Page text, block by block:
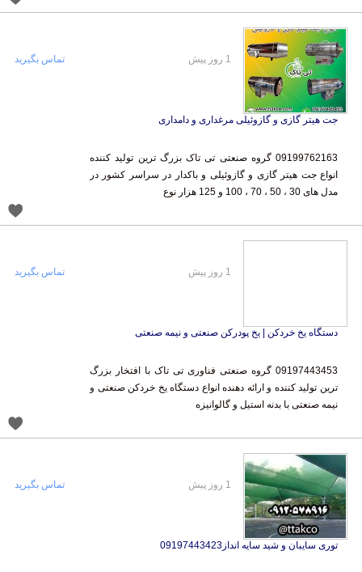
جت هیتر گازی و گازوئیلی مرغداری و دامداری
09199762163 گروه صنعتی تی تاک بزرگ ترین تولید کننده
انواع جت هیتر گازی و گازوئیلی و باکدار در سراسر کشور در
مدل های 30 ، 50 ، 70 ، 100 و 125 هزار نوع
تماس بگیرید
دستگاه یخ خردکن | یخ پودرکن صنعتی و نیمه صنعتی
09197443453 گروه صنعتی فناوری تی تاک با افتخار بزرگ
ترین تولید کننده و ارائه دهنده انواع دستگاه یخ خردکن صنعتی و
نیمه صنعتی با بدنه استیل و گالوانیزه
تماس بگیرید
توری سایبان و شید سایه انداز09197443423
تماس بگیرید